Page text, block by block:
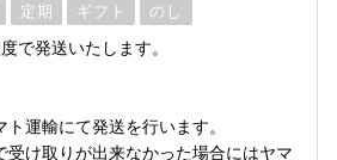
定期 ギフト のし
で発送いたします。
ト運輸にて発送を行います。
受け取りが出来なかった場合にはヤマ